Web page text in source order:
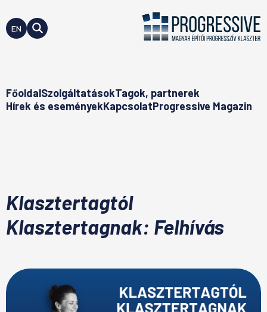
EN
FőoldalSzolgáltatásokTagok, partnerek
Hírek és eseményekKapcsolatProgressive Magazin
Klasztertagtól
Klasztertagnak: Felhívás